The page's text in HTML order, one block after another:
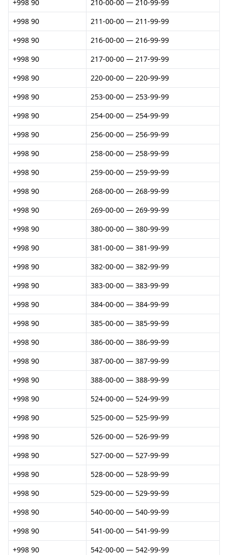
+998 90
210-00-00 — 210-99-99
+998 90
211-00-00 — 211-99-99
+998 90
216-00-00 — 216-99-99
+998 90
217-00-00 — 217-99-99
+998 90
220-00-00 — 220-99-99
+998 90
253-00-00 — 253-99-99
+998 90
254-00-00 — 254-99-99
+998 90
256-00-00 — 256-99-99
+998 90
258-00-00 — 258-99-99
+998 90
259-00-00 — 259-99-99
+998 90
268-00-00 — 268-99-99
+998 90
269-00-00 — 269-99-99
+998 90
380-00-00 — 380-99-99
+998 90
381-00-00 — 381-99-99
+998 90
382-00-00 — 382-99-99
+998 90
383-00-00 — 383-99-99
+998 90
384-00-00 — 384-99-99
+998 90
385-00-00 — 385-99-99
+998 90
386-00-00 — 386-99-99
+998 90
387-00-00 — 387-99-99
+998 90
388-00-00 — 388-99-99
+998 90
524-00-00 — 524-99-99
+998 90
525-00-00 — 525-99-99
+998 90
526-00-00 — 526-99-99
+998 90
527-00-00 — 527-99-99
+998 90
528-00-00 — 528-99-99
+998 90
529-00-00 — 529-99-99
+998 90
540-00-00 — 540-99-99
+998 90
541-00-00 — 541-99-99
+998 90
542-00-00 — 542-99-99